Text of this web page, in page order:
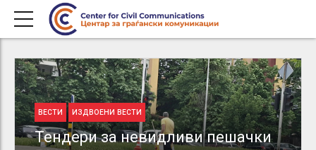
ВЕСТИ ИЗДВОЕНИ ВЕСТИ
Тендери за невидливи пешачки